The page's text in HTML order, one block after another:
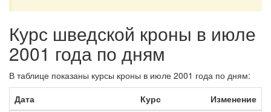
Курс шведской кроны в июле
2001 года по дням
В таблице показаны курсы кроны в июле 2001 года по дням:
Дата
Курс Изменение